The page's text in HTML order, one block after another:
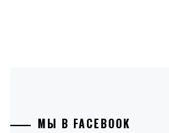
МЫ В FACEBOOK